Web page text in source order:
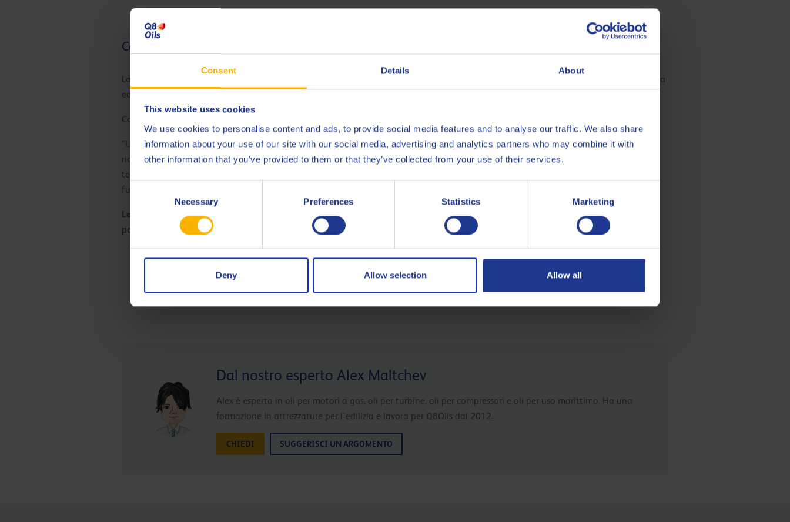
Consent Details About
This website uses cookies
We use cookies to personalise content and ads, to provide social media features and to analyse our traffic. We also share
information about your use of our site with our social media, advertising and analytics partners who may combine it with
other information that you’ve provided to them or that they’ve collected from your use of their services.
Necessary Preferences Statistics Marketing
Deny Allow selection Allow all
Costi operativi ridotti al minimo e produttività ottimale
La gamma Q8 Mahler di lubrificanti di alta qualità per motori a gas ha dimostrato nel corso degli anni eccezionali proprietà anti-usura
ed elevate capacità di neutralizzazione degli acidi.
Come testimoniato dai clienti:
“Utilizzando gli oli per motori Q8 Mahler abbiamo ottenuto una durata dell’olio più lunga del previsto, accompagnata da depositi
ridotti della camera di combustione e laccatura minima della camicia, con conseguente maggiore durata di quest’ultima e della
testata. Come con tutti i motori funzionanti a gas di discarica, questi vantaggi sono di grande importanza, sia per il buon
funzionamento sia per la riduzione dei costi operativi”.
Le condizioni operative variano notevolmente e Q8Oils può fornire consigli sull’olio migliore per la vostra applicazione. È inoltre
possibile beneficiare del programma di analisi Q8Oils per ottenere la massima produttività e affidabilità.
Dal nostro esperto Alex Maltchev
Alex è esperto in oli per motori a gas, oli per turbine, oli per compressori e oli per uso marittimo. Ha una
formazione in attrezzature per l'edilizia e lavora per Q8Oils dal 2012.
CHIEDI SUGGERISCI UN ARGOMENTO